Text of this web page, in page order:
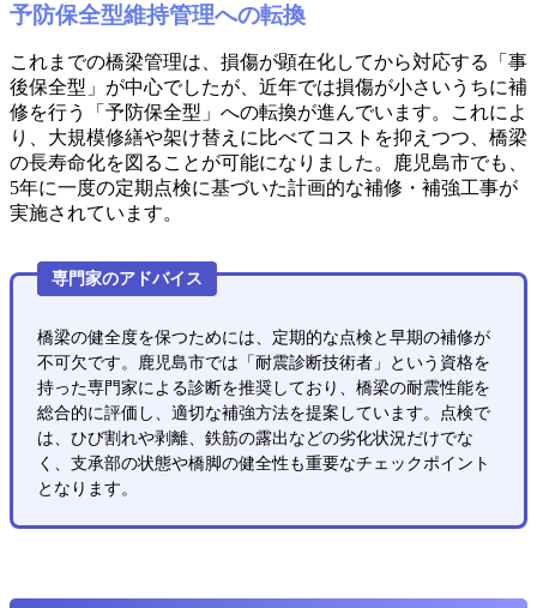
予防保全型維持管理への転換
これまでの橋梁管理は、損傷が顕在化してから対応する「事
後保全型」が中心でしたが、近年では損傷が小さいうちに補
修を行う「予防保全型」への転換が進んでいます。これによ
り、大規模修繕や架け替えに比べてコストを抑えつつ、橋梁
の長寿命化を図ることが可能になりました。鹿児島市でも、
5年に一度の定期点検に基づいた計画的な補修・補強工事が
実施されています。
専門家のアドバイス
橋梁の健全度を保つためには、定期的な点検と早期の補修が
不可欠です。鹿児島市では「耐震診断技術者」という資格を
持った専門家による診断を推奨しており、橋梁の耐震性能を
総合的に評価し、適切な補強方法を提案しています。点検で
は、ひび割れや剥離、鉄筋の露出などの劣化状況だけでな
く、支承部の状態や橋脚の健全性も重要なチェックポイント
となります。